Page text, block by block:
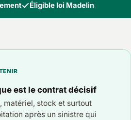
Éligible loi Madelin
est le contrat décisif
matériel, stock et surtout
après un sinistre qui